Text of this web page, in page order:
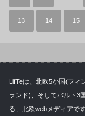
13 14 15
LifTeは、北欧5か国(フィ
ランド)、そしてバルト3
る、北欧webメディアです